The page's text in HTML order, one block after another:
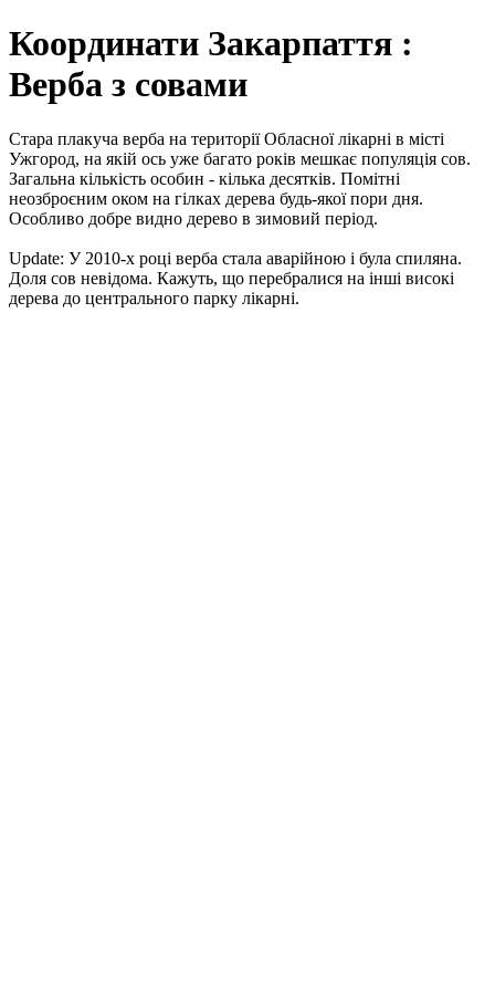
Координати Закарпаття :
Верба з совами
Стара плакуча верба на території Обласної лікарні в місті
Ужгород, на якій ось уже багато років мешкає популяція сов.
Загальна кількість особин - кілька десятків. Помітні
неозброєним оком на гілках дерева будь-якої пори дня.
Особливо добре видно дерево в зимовий період.
Update: У 2010-х році верба стала аварійною і була спиляна.
Доля сов невідома. Кажуть, що перебралися на інші високі
дерева до центрального парку лікарні.